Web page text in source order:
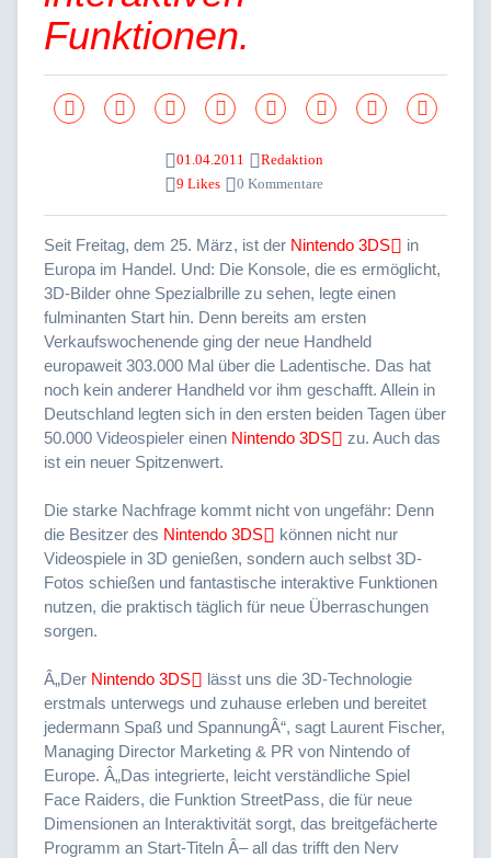
Funktionen.
01.04.2011
Redaktion
9 Likes
0 Kommentare
Seit Freitag, dem 25. März, ist der Nintendo 3DS
in
Europa im Handel. Und: Die Konsole, die es ermöglicht,
3D-Bilder ohne Spezialbrille zu sehen, legte einen
fulminanten Start hin. Denn bereits am ersten
Verkaufswochenende ging der neue Handheld
europaweit 303.000 Mal über die Ladentische. Das hat
noch kein anderer Handheld vor ihm geschafft. Allein in
Deutschland legten sich in den ersten beiden Tagen über
50.000 Videospieler einen Nintendo 3DS
zu. Auch das
ist ein neuer Spitzenwert.
Die starke Nachfrage kommt nicht von ungefähr: Denn
die Besitzer des Nintendo 3DS
können nicht nur
Videospiele in 3D genießen, sondern auch selbst 3D-
Fotos schießen und fantastische interaktive Funktionen
nutzen, die praktisch täglich für neue Überraschungen
sorgen.
Â„Der Nintendo 3DS
lässt uns die 3D-Technologie
erstmals unterwegs und zuhause erleben und bereitet
jedermann Spaß und SpannungÂ“, sagt Laurent Fischer,
Managing Director Marketing & PR von Nintendo of
Europe. Â„Das integrierte, leicht verständliche Spiel
Face Raiders, die Funktion StreetPass, die für neue
Dimensionen an Interaktivität sorgt, das breitgefächerte
Programm an Start-Titeln Â– all das trifft den Nerv